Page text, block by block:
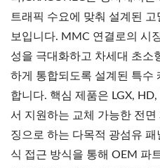
트래픽 수요에 맞춰 설계된
보입니다. MMC 연결로의 시
성을 극대화하고 차세대 초소
하게 통합되도록 설계된 특수
합니다. 핵심 제품은 LGX,
서 지원하는 교체 가능한 전
징으로 하는 다목적 광섬유
식 접근 방식을 통해 OEM 파